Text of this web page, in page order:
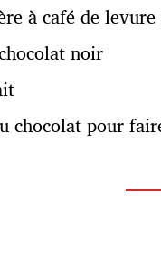
à café de
noir
chocolat pour